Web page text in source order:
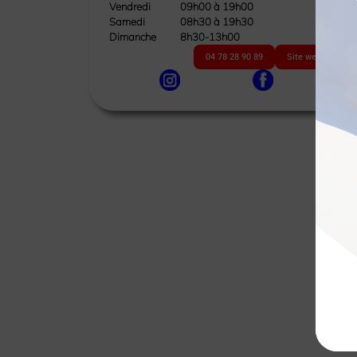
Vendredi
Samedi
Dimanche
09h00 à 19h00
08h30 à 19h30
8h30-13h00
04 78 28 90 89 Site web